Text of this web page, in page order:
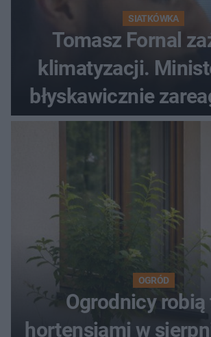
SIATKÓWKA
Tomasz Fornal
klimatyzacji.
błyskawicznie
OGRÓD
Ogrodnicy robią
hortensjami w